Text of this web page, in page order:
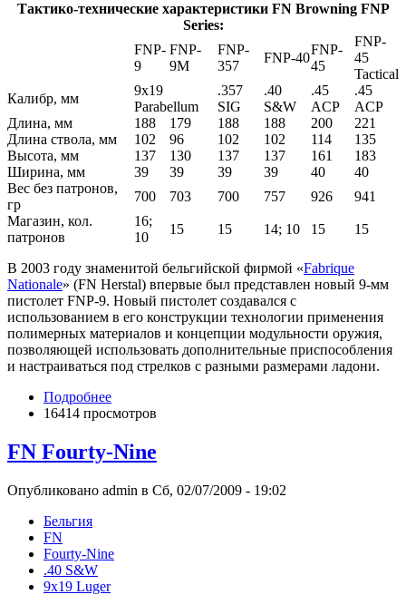
Тактико-технические характеристики FN Browning FNP
Series:
FNP-
9
FNP-
9M
FNP-
357
FNP-40
FNP-
45
FNP-
45
Tactical
Калибр, мм
9x19
Parabellum
.357
SIG
.40
S&W
.45
ACP
.45
ACP
Длина, мм
188 179 188 188 200
221
Длина ствола, мм
102 96 102 102 114
135
Высота, мм
137 130 137 137 161
183
Ширина, мм
39 39 39 39 40
40
Вес без патронов,
гр
700 703 700 757 926
941
Магазин, кол.
патронов
16;
10
15 15 14; 10 15 15
В 2003 году знаменитой бельгийской фирмой «Fabrique
Nationale» (FN Herstal) впервые был представлен новый 9-мм
пистолет FNP-9. Новый пистолет создавался с
использованием в его конструкции технологии применения
полимерных материалов и концепции модульности оружия,
позволяющей использовать дополнительные приспособления
и настраиваться под стрелков с разными размерами ладони.
Подробнее
16414 просмотров
FN Fourty-Nine
Опубликовано admin в Сб, 02/07/2009 - 19:02
Бельгия
FN
Fourty-Nine
.40 S&W
9x19 Luger